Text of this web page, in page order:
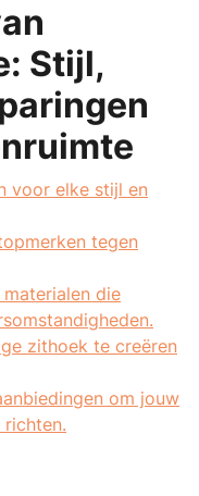
Stijl,
voor elke stijl en
tegen
die
zithoek te creëren
om jouw